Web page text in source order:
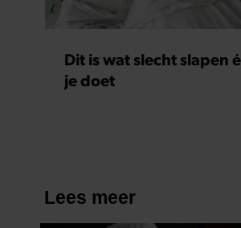
Dit is wat slecht slapen
je doet